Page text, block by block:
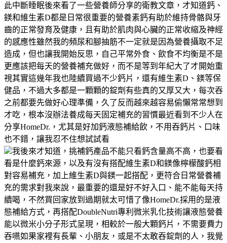
此中斷睡眠後來看了一些營養師分享的衛教文章，才知道鈣、
鎂和維生素D都是日常很重要的營養素鈣有助於維持骨骼與牙
齒的正常發育及健康，且有助於肌肉與心臟的正常收縮及神經
的感應性雖然我的頻尿和腳抽筋不一定就是因為營養攝取不足
造成，但也讓我開始反思，自己平常外食、飲食不均衡是不是
更應該把每天的營養補充做好，而不是等到年紀大了才開始重
視其實這幾年我也陸續買過不少鈣片，還有維生素D、鎂等保
健品，不過大多都是一顆顆的錠劑有些真的又厚又大，每次吞
之前都要先做好心理準備，久了反而越來越容易偷懶常常想到
才吃，根本沒辦法養成每天固定補充的習慣最近看到不少人在
分享HomeDr.，尤其是好加鈣液態補給飲，不用吞鈣片、口味
也不錯，讓我忍不住想試試看
我後來才知道，挑補鈣產品不能只看鈣含量高不高，也要看
看是什麼鈣來源，以及有沒有搭配維生素D和鎂像檸檬酸鈣相
對容易補充，加上維生素D與鎂一起搭配，更符合日常營養補
充的需求對我來說，最重要的還是好不好入口、能不能每天持
續喝，不然買回家放到過期就太可惜了像HomeDr.採用的是液
態補給方式，再搭配DoubleNutri專利微米乳化技術讓液態營養
能以微米小分子形式呈現，相較於一般大顆鈣片，不需要費力
吞嚥如果家裡有長輩、小朋友，或是不太敢吞錠劑的人，我覺